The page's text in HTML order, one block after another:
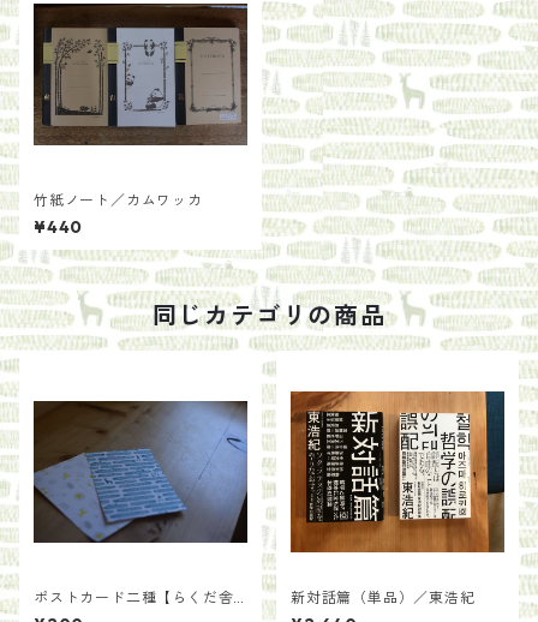
竹紙ノート／カムワッカ
¥440
同じカテゴリの商品
ポストカード二種【らくだ舎
オリジナル】
新対話篇（単品）／東浩紀